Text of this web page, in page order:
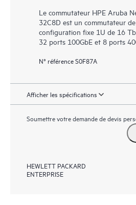
Le commutateur HPE Aruba
32C8D est un commutateur
configuration fixe 1U de 16
32 ports 100GbE et 8 ports
N° référence S0F87A
Afficher les spécifications
Soumettre votre demande de devis
HEWLETT PACKARD
ENTERPRISE